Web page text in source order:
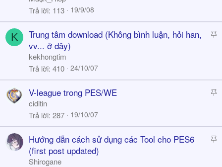
c
k
Trả lời 113 19/9/08
K
S
k
y
Trung tâm download (Không bình luận, hỏi han,
vv... ở đây)
kekhongtim
Trả lời 410 24/10/07
S
c
k
V-league trong PES/WE
ciditin
Trả lời 287 19/10/07
S
Hướng dẫn cách sử dụng các Tool cho PES6
(first post updated)
Shirogane